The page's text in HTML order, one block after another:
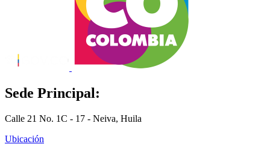
Sede Principal:
Calle 21 No. 1C - 17 - Neiva, Huila
Ubicación